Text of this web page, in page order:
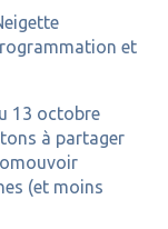
et
13 octobre
à partager
(et moins